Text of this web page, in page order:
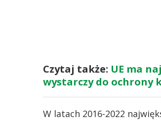
Czytaj także: UE ma
wystarczy do ochrony
W latach 2016-2022